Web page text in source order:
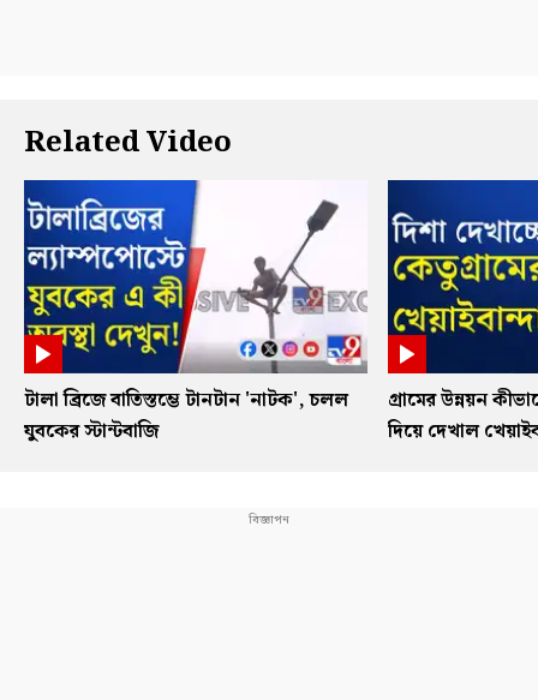
Related Video
টালা ব্রিজে বাতিস্তম্ভে টানটান 'নাটক', চলল
যুবকের স্টান্টবাজি
গ্রামের উন্নয়ন
দিয়ে দেখাল